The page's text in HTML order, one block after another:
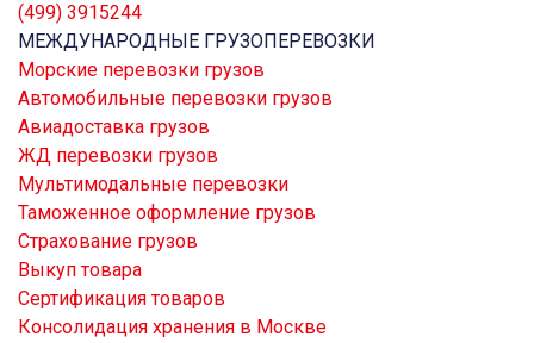
(499) 3915244
МЕЖДУНАРОДНЫЕ ГРУЗОПЕРЕВОЗКИ
Морские перевозки грузов
Автомобильные перевозки грузов
Авиадоставка грузов
ЖД перевозки грузов
Мультимодальные перевозки
Таможенное оформление грузов
Страхование грузов
Выкуп товара
Сертификация товаров
Консолидация хранения в Москве